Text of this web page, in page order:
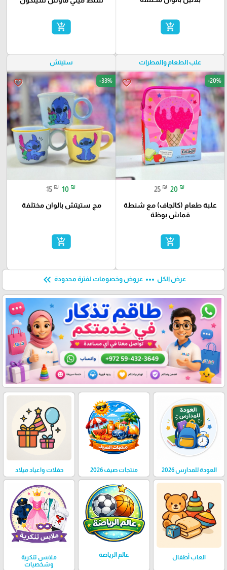
add_shopping_cart
add_shopping_cart
علب الطعام والمطرات
favorite_border -20%
25 ₪ 20 ₪
علبة طعام (كالجاف) مع شنطة
قماش بوظة
add_shopping_cart
ستيتش
favorite_border -33%
15 ₪ 10 ₪
مج ستيتش بالوان مختلفة
add_shopping_cart
عرض الكل more_horiz عروض وخصومات لفترة محدودة keyboard_double_arrow_left
العودة للمدارس 2026 منتجات صيف 2026 حفلات واعياد ميلاد
العاب أطفال عالم الرياضة
ملابس تنكرية
وشخصيات